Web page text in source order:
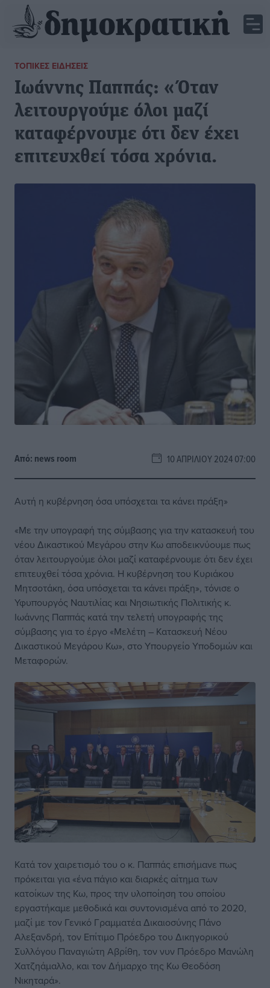
ΤΟΠΙΚΈΣ ΕΙΔΉΣΕΙΣ
Ιωάννης Παππάς: «Όταν
λειτουργούμε όλοι μαζί
καταφέρνουμε ότι δεν έχει
επιτευχθεί τόσα χρόνια.
Από: news room 10 ΑΠΡΙΛΊΟΥ 2024 07:00
Αυτή η κυβέρνηση όσα υπόσχεται τα κάνει πράξη»
«Με την υπογραφή της σύμβασης για την κατασκευή του
νέου Δικαστικού Μεγάρου στην Κω αποδεικνύουμε πως
όταν λειτουργούμε όλοι μαζί καταφέρνουμε ότι δεν έχει
επιτευχθεί τόσα χρόνια. Η κυβέρνηση του Κυριάκου
Μητσοτάκη, όσα υπόσχεται τα κάνει πράξη», τόνισε ο
Υφυπουργός Ναυτιλίας και Νησιωτικής Πολιτικής κ.
Ιωάννης Παππάς κατά την τελετή υπογραφής της
σύμβασης για το έργο «Μελέτη – Κατασκευή Νέου
Δικαστικού Μεγάρου Κω», στο Υπουργείο Υποδομών και
Μεταφορών.
Κατά τον χαιρετισμό του ο κ. Παππάς επισήμανε πως
πρόκειται για «ένα πάγιο και διαρκές αίτημα των
κατοίκων της Κω, προς την υλοποίηση του οποίου
εργαστήκαμε μεθοδικά και συντονισμένα από το 2020,
μαζί με τον Γενικό Γραμματέα Δικαιοσύνης Πάνο
Αλεξανδρή, τον Επίτιμο Πρόεδρο του Δικηγορικού
Συλλόγου Παναγιώτη Αβρίθη, τον νυν Πρόεδρο Μανώλη
Χατζηάμαλλο, και τον Δήμαρχο της Κω Θεοδόση
Νικηταρά».